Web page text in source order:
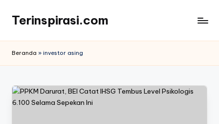
content
Terinspirasi.com
Terkini
Beranda » investor asing